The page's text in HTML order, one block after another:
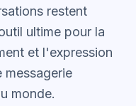
restent
ultime pour la
et l'expression
messagerie
monde.